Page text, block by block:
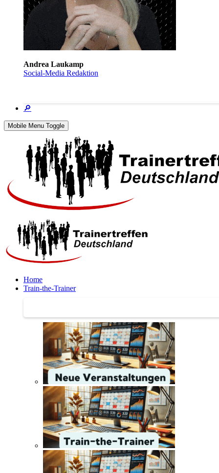
Andrea Laukamp
Social-Media Redaktion
🔎
Mobile Menu Toggle
Home
Train-the-Trainer